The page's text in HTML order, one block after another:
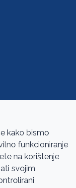
kako bismo
funkcioniranje
na korištenje
svojim